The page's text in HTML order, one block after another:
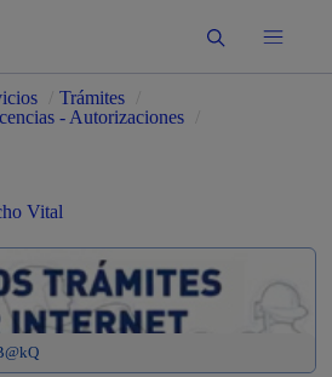
Buscar
Trámites
- Autorizaciones
Vital